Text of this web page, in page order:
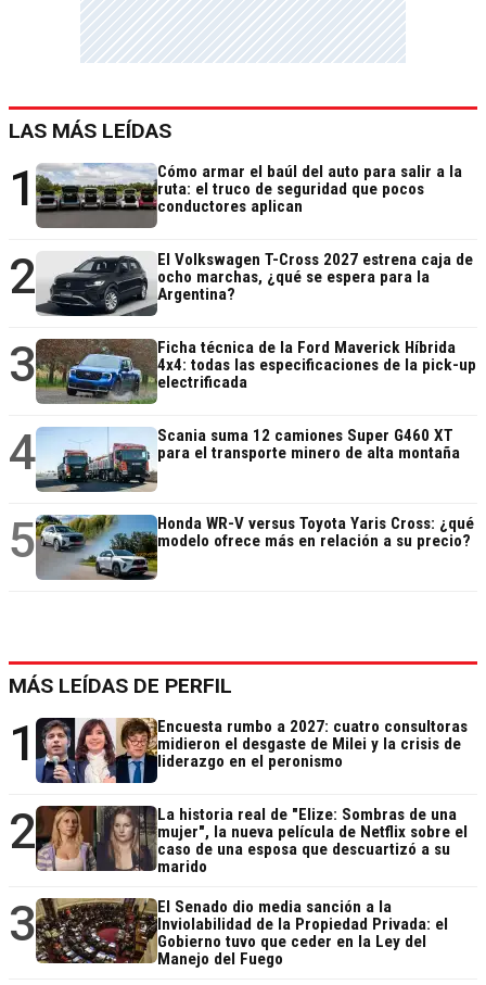
LAS MÁS LEÍDAS
1
Cómo armar el baúl del auto para salir a la
ruta: el truco de seguridad que pocos
conductores aplican
2
El Volkswagen T-Cross 2027 estrena caja de
ocho marchas, ¿qué se espera para la
Argentina?
3
Ficha técnica de la Ford Maverick Híbrida
4x4: todas las especificaciones de la pick-up
electrificada
4
Scania suma 12 camiones Super G460 XT
para el transporte minero de alta montaña
5
Honda WR-V versus Toyota Yaris Cross: ¿qué
modelo ofrece más en relación a su precio?
MÁS LEÍDAS DE PERFIL
1
Encuesta rumbo a 2027: cuatro consultoras
midieron el desgaste de Milei y la crisis de
liderazgo en el peronismo
2
La historia real de "Elize: Sombras de una
mujer", la nueva película de Netflix sobre el
caso de una esposa que descuartizó a su
marido
3
El Senado dio media sanción a la
Inviolabilidad de la Propiedad Privada: el
Gobierno tuvo que ceder en la Ley del
Manejo del Fuego